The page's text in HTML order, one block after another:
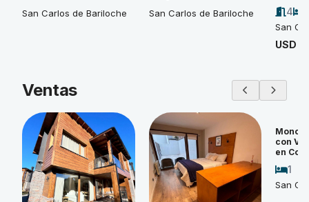
San Carlos de Bariloche San Carlos de Bariloche 4
San
USD
Ventas
con
en
1
San